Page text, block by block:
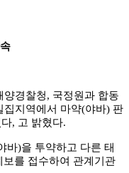
양경찰청, 국정원과 합동
집지역에서 마약(야바) 판
, 고 밝혔다.
바)을 투약하고 다른 태
보를 접수하여 관계기관